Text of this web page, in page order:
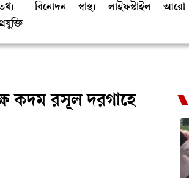
বিনোদন স্বাস্থ্য লাইফস্টাইল আরো
কদম রসূল দরগাহে